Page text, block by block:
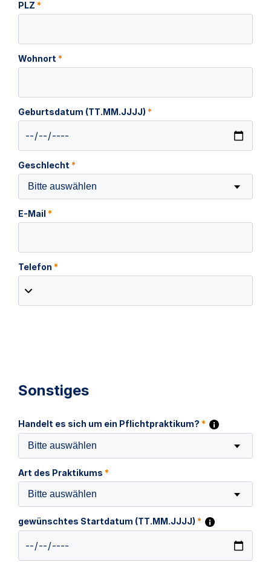
PLZ *
Wohnort *
Geburtsdatum (TT.MM.JJJJ) *
Geschlecht *
Bitte auswählen
E-Mail *
Telefon *
Sonstiges
Handelt es sich um ein Pflichtpraktikum? *
Bitte auswählen
Art des Praktikums *
Bitte auswählen
gewünschtes Startdatum (TT.MM.JJJJ) *